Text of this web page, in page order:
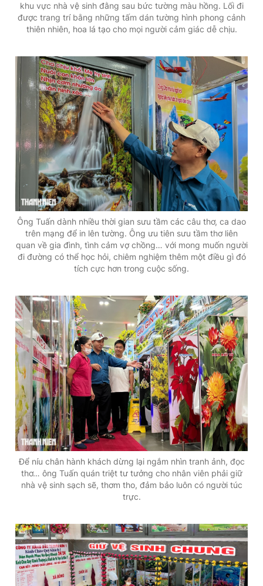
khu vực nhà vệ sinh đằng sau bức tường màu hồng. Lối đi
được trang trí bằng những tấm dán tường hình phong cảnh
thiên nhiên, hoa lá tạo cho mọi người cảm giác dễ chịu.
Ông Tuấn dành nhiều thời gian sưu tầm các câu thơ, ca dao
trên mạng để in lên tường. Ông ưu tiên sưu tầm thơ liên
quan về gia đình, tình cảm vợ chồng… với mong muốn người
đi đường có thể học hỏi, chiêm nghiệm thêm một điều gì đó
tích cực hơn trong cuộc sống.
Để níu chân hành khách dừng lại ngắm nhìn tranh ảnh, đọc
thơ… ông Tuấn quán triệt tư tưởng cho nhân viên phải giữ
nhà vệ sinh sạch sẽ, thơm tho, đảm bảo luôn có người túc
trực.